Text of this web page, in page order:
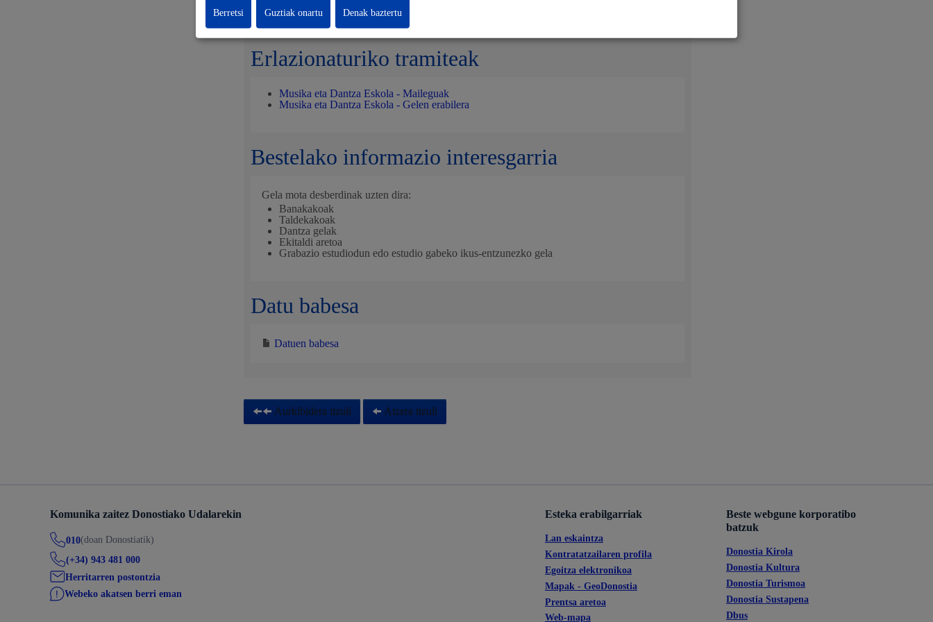
Erlazionaturiko tramiteak
Musika eta Dantza Eskola - Maileguak
Musika eta Dantza Eskola - Gelen erabilera
Bestelako informazio interesgarria
Gela mota desberdinak uzten dira:
Banakakoak
Taldekakoak
Dantza gelak
Ekitaldi aretoa
Grabazio estudiodun edo estudio gabeko ikus-entzunezko gela
Datu babesa
Datuen babesa
Aurkibidera itzuli Atzera itzuli
Komunika zaitez Donostiako Udalarekin
010(doan Donostiatik)
(+34) 943 481 000
Herritarren postontzia
Webeko akatsen berri eman
Esteka erabilgarriak
Lan eskaintza
Kontratatzailaren profila
Egoitza elektronikoa
Mapak - GeoDonostia
Prentsa aretoa
Web-mapa
Beste webgune korporatibo
batzuk
Donostia Kirola
Donostia Kultura
Donostia Turismoa
Donostia Sustapena
Dbus
Denak baztertu
Berretsi Guztiak onartu